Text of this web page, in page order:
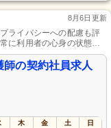
8月6日更新
ライバシーへの配慮も評
に利用者の心身の状態を
募集しており、多床室48
楽しめる休暇制度をご用
の契約社員求人
木 金 土 日